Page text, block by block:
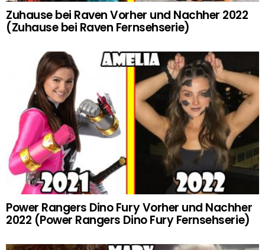
Zuhause bei Raven Vorher und Nachher 2022
(Zuhause bei Raven Fernsehserie)
Power Rangers Dino Fury Vorher und Nachher
2022 (Power Rangers Dino Fury Fernsehserie)